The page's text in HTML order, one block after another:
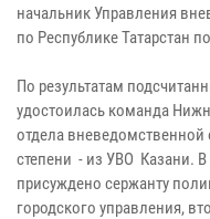
начальник Управления
по Республике Татарстан
По результатам
удостоилась команда
отдела
степени - из УВО Казани.
присуждено сержанту
городского управления,